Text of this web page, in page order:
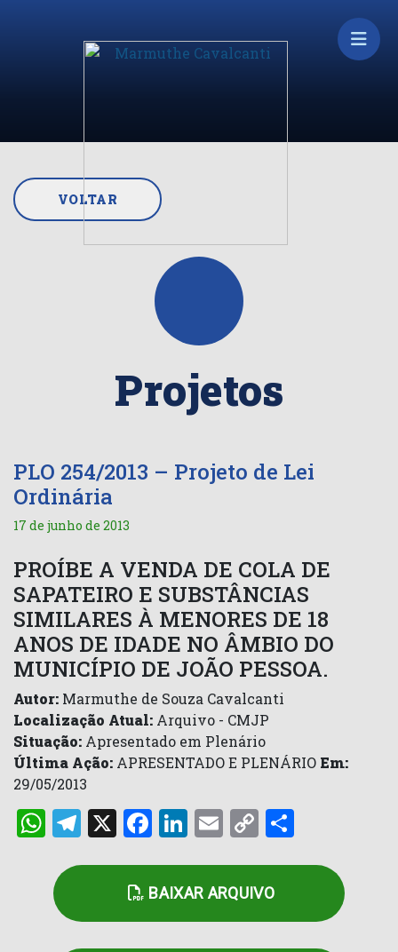
VOLTAR
Projetos
PLO 254/2013 – Projeto de Lei
Ordinária
17 de junho de 2013
PROÍBE A VENDA DE COLA DE
SAPATEIRO E SUBSTÂNCIAS
SIMILARES À MENORES DE 18
ANOS DE IDADE NO ÂMBIO DO
MUNICÍPIO DE JOÃO PESSOA.
Autor: Marmuthe de Souza Cavalcanti
Localização Atual: Arquivo - CMJP
Situação: Apresentado em Plenário
Última Ação: APRESENTADO E PLENÁRIO Em:
29/05/2013
WhatsApp
Telegram
X Facebook
LinkedIn
Email
Copy
BAIXAR ARQUIVO